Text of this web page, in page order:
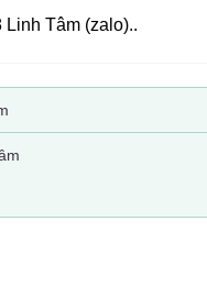
Linh Tâm (zalo)..